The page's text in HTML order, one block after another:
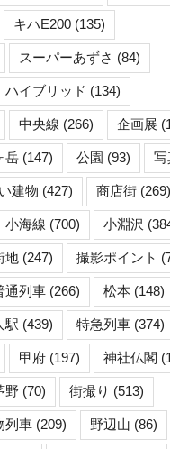
キハE200 (135)
スーパーあずさ (84)
ハイブリッド (134)
中央線 (266) 企画展
岳 (147) 公園 (93) 写
建物 (427) 商店街 (269)
小海線 (700) 小淵沢
地 (247) 撮影ポイント
通列車 (266) 松本 (148)
駅 (439) 特急列車 (374)
甲府 (197) 神社仏閣
野 (70) 街撮り (513)
列車 (209) 野辺山 (86)